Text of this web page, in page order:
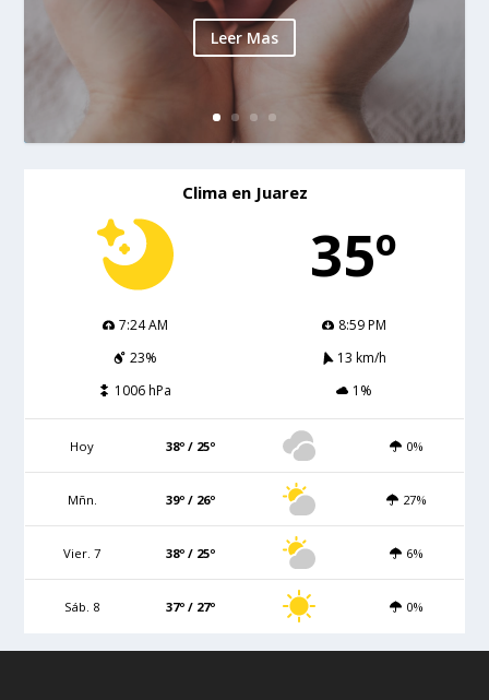
Leer Mas
Clima en Juarez
35º
7:24 AM
8:59 PM
23%
13 km/h
1006 hPa
1%
Hoy 38º / 25º 0%
Mñn. 39º / 26º 27%
Vier. 7 38º / 25º 6%
Sáb. 8 37º / 27º 0%